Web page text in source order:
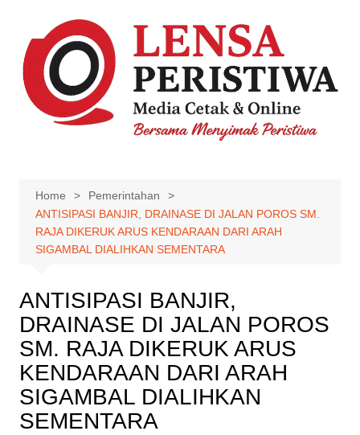
content
Home
Pemerintahan
ANTISIPASI BANJIR, DRAINASE DI JALAN POROS SM.
RAJA DIKERUK ARUS KENDARAAN DARI ARAH
SIGAMBAL DIALIHKAN SEMENTARA
ANTISIPASI BANJIR,
DRAINASE DI JALAN POROS
SM. RAJA DIKERUK ARUS
KENDARAAN DARI ARAH
SIGAMBAL DIALIHKAN
SEMENTARA